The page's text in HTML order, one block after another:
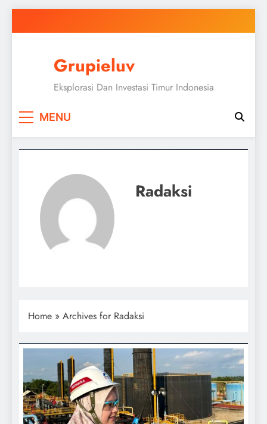
to
Grupieluv
Eksplorasi Dan Investasi Timur Indonesia
MENU
Radaksi
Home » Archives for Radaksi